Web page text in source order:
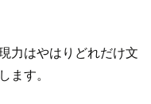
力はやはりどれだけ文
ます。